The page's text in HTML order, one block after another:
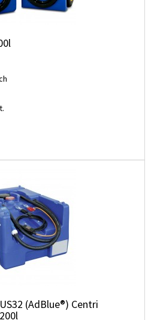
(AdBlue®) Centri